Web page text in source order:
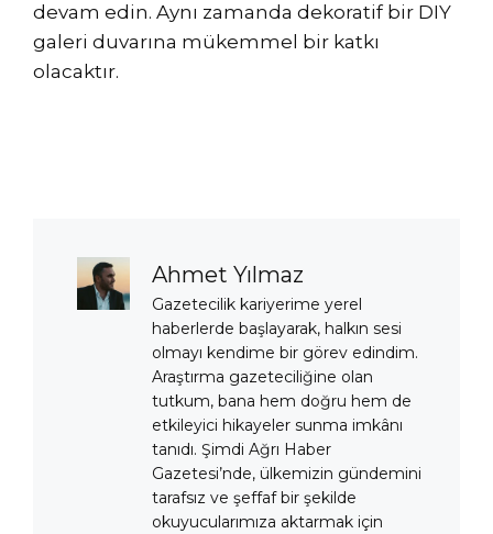
devam edin. Aynı zamanda dekoratif bir DIY
galeri duvarına mükemmel bir katkı
olacaktır.
Ahmet Yılmaz
Gazetecilik kariyerime yerel
haberlerde başlayarak, halkın sesi
olmayı kendime bir görev edindim.
Araştırma gazeteciliğine olan
tutkum, bana hem doğru hem de
etkileyici hikayeler sunma imkânı
tanıdı. Şimdi Ağrı Haber
Gazetesi’nde, ülkemizin gündemini
tarafsız ve şeffaf bir şekilde
okuyucularımıza aktarmak için